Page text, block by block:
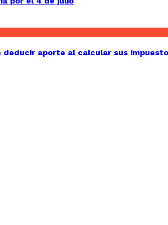
deducir aporte al calcular sus